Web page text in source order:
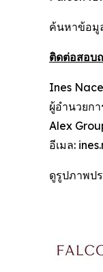
ค้นหาข้อมู
ติดต่อสอบ
Ines
ผู้อำนวยก
Alex
อีเมล:
ดูรูปภาพป